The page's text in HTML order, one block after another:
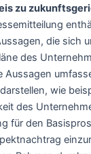
zu
die sich
des
Aussagen
wie
des
für den